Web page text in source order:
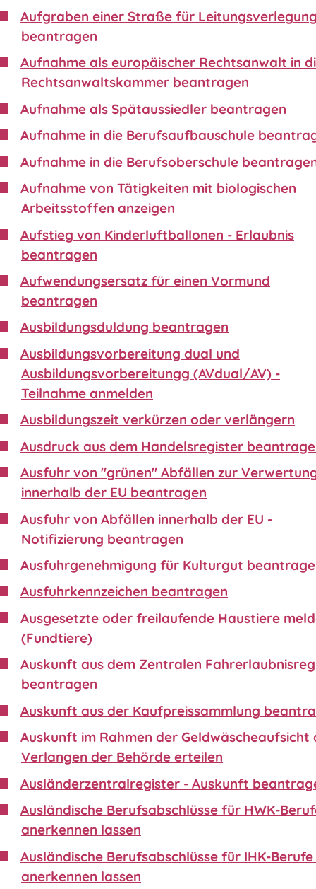
Aufgraben einer Straße für
beantragen
Aufnahme als europäischer Rechtsanwalt in
Rechtsanwaltskammer beantragen
Aufnahme als Spätaussiedler beantragen
Aufnahme in die Berufsaufbauschule
Aufnahme in die Berufsoberschule
Aufnahme von Tätigkeiten mit biologischen
Arbeitsstoffen anzeigen
Aufstieg von Kinderluftballonen - Erlaubnis
beantragen
Aufwendungsersatz für einen Vormund
beantragen
Ausbildungsduldung beantragen
Ausbildungsvorbereitung dual und
Ausbildungsvorbereitungg (AVdual/AV) -
Teilnahme anmelden
Ausbildungszeit verkürzen oder verlängern
Ausdruck aus dem Handelsregister
Ausfuhr von "grünen" Abfällen zur
innerhalb der EU beantragen
Ausfuhr von Abfällen innerhalb der EU -
Notifizierung beantragen
Ausfuhrgenehmigung für Kulturgut
Ausfuhrkennzeichen beantragen
Ausgesetzte oder freilaufende Haustiere
(Fundtiere)
Auskunft aus dem Zentralen
beantragen
Auskunft aus der Kaufpreissammlung
Auskunft im Rahmen der Geldwäscheaufsicht
Verlangen der Behörde erteilen
Ausländerzentralregister - Auskunft
Ausländische Berufsabschlüsse für HWK-
anerkennen lassen
Ausländische Berufsabschlüsse für IHK-Berufe
anerkennen lassen